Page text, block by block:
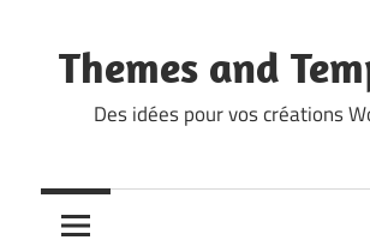
content
Themes and
Des idées pour vos créations